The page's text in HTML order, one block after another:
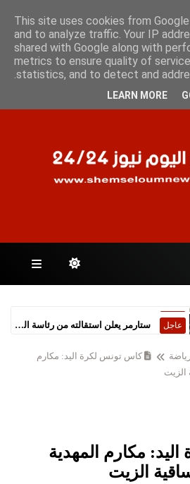
2026
عاجل
كاس تونس لكرة اليد: مكارم
الزيت
مكارم المهدية
الزيت
This site uses cookies from
and to analyze traffic. Your IP
shared with Google along with
metrics to ensure quality of
statistics, and to detect and
LEARN MORE